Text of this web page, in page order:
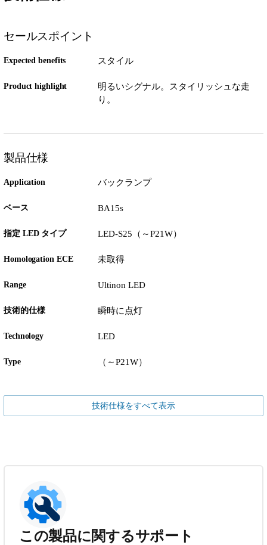
セールスポイント
Expected benefits スタイル
Product highlight
明るいシグナル。スタイリッシュな走
り。
製品仕様
Application バックランプ
ベース BA15s
指定 LED タイプ LED-S25（～P21W）
Homologation ECE 未取得
Range Ultinon LED
技術的仕様 瞬時に点灯
Technology LED
Type （～P21W）
技術仕様をすべて表示
この製品に関するサポート